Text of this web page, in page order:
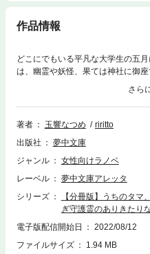
作品情報
どこにでもいる平凡な大学生の五
は、幽霊や妖怪、果ては神社に御
育があって無事成長した五月だが
なった。タマはいい子だが、弱か
に驚かされてはどこかに飛ばされ
うになり、道でたゆたう浮遊霊に
さかど様とその娘、滝夜叉姫。祓
が加わって、五月の平和な毎日に
著者 玉響なつめ
riritto
出版社
夢中文庫
ジャンル
女性向けラノベ
レーベル
夢中文庫アレッタ
シリーズ
【分冊版】うちのタマ
ぎ守護霊のありきたり
電子版配信開始日
2022/08/12
ファイルサイズ
1.94 MB